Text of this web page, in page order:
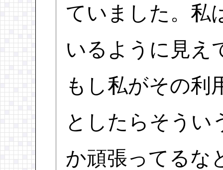
ていました。私
いるように見え
もし私がその利
としたらそうい
か頑張ってるな